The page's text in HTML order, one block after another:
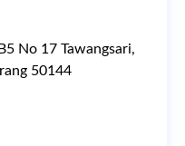
No 17 Tawangsari,
50144